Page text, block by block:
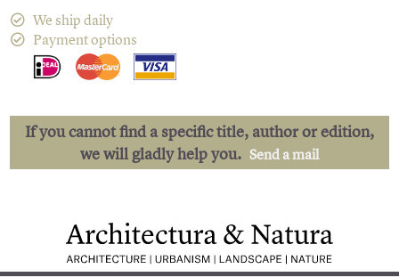
We ship daily
Payment options
If you cannot find a specific title, author or edition,
we will gladly help you. Send a mail